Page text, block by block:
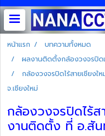
หน้าแรก
บทความทั้งหมด
ผลงานติดตั้งกล้องวงจรปิด
กล้องวงจรปิดไร้สายเชียง
จ.เชียงใหม่
กล้องวงจรปิดไร้ส
งานติดตั้ง ที่ อ.สัน